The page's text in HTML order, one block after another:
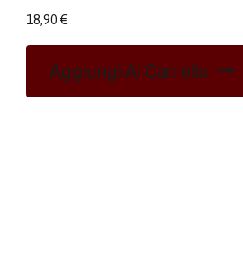
18,90 €
Aggiungi Al Carrello